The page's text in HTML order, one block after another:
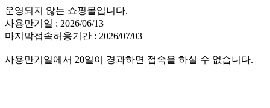
운영되지 않는 쇼핑몰입니다.
사용만기일 : 2026/06/13
마지막접속허용기간 : 2026/07/03
사용만기일에서 20일이 경과하면 접속을 하실 수 없습니다.